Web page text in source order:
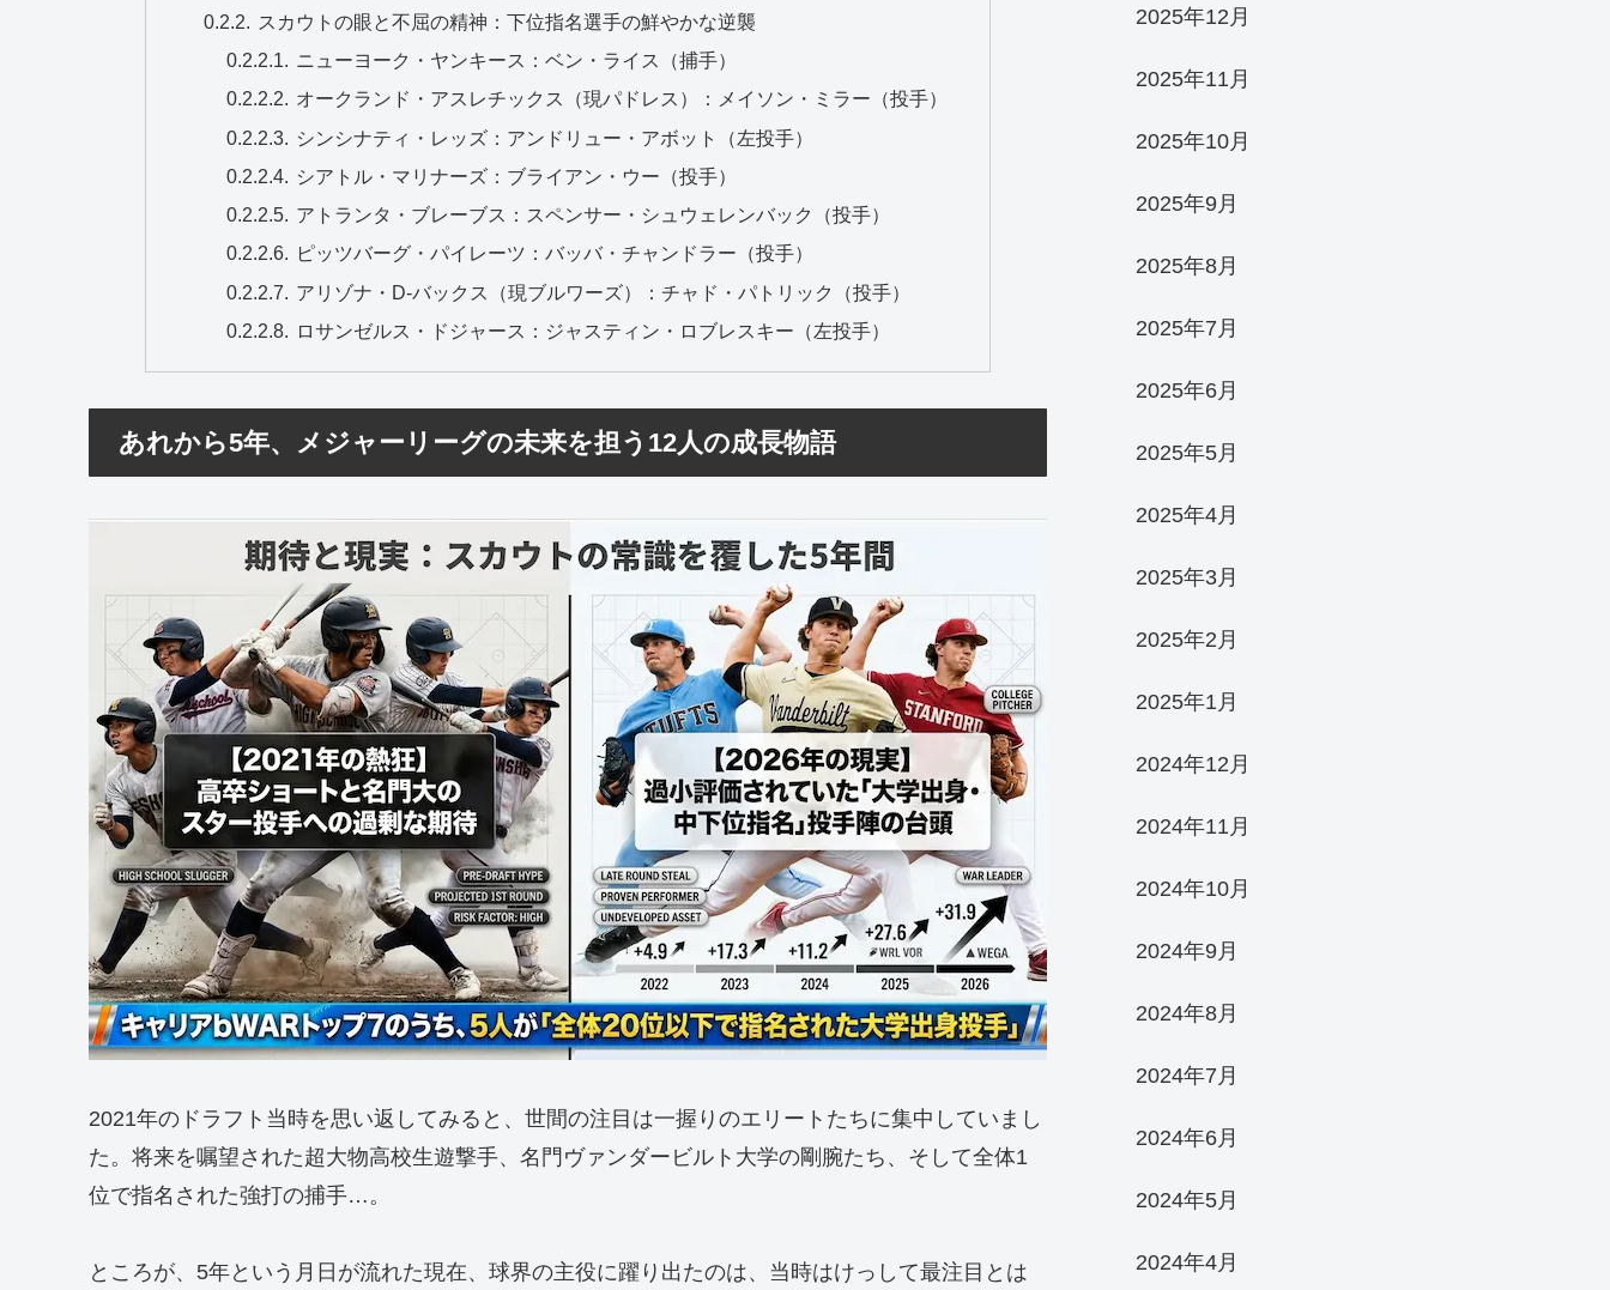
スカウトの眼と不屈の精神：下位指名選手の鮮やかな逆襲
ニューヨーク・ヤンキース：ベン・ライス（捕手）
オークランド・アスレチックス（現パドレス）：メイソン・ミラー（投手）
シンシナティ・レッズ：アンドリュー・アボット（左投手）
シアトル・マリナーズ：ブライアン・ウー（投手）
アトランタ・ブレーブス：スペンサー・シュウェレンバック（投手）
ピッツバーグ・パイレーツ：バッバ・チャンドラー（投手）
アリゾナ・D-バックス（現ブルワーズ）：チャド・パトリック（投手）
ロサンゼルス・ドジャース：ジャスティン・ロブレスキー（左投手）
あれから5年、メジャーリーグの未来を担う12人の成長物語
2021年のドラフト当時を思い返してみると、世間の注目は一握りのエリートたちに集中していまし
た。将来を嘱望された超大物高校生遊撃手、名門ヴァンダービルト大学の剛腕たち、そして全体1
位で指名された強打の捕手…。
ところが、5年という月日が流れた現在、球界の主役に躍り出たのは、当時はけっして最注目とは
2025年12月
2025年11月
2025年10月
2025年9月
2025年8月
2025年7月
2025年6月
2025年5月
2025年4月
2025年3月
2025年2月
2025年1月
2024年12月
2024年11月
2024年10月
2024年9月
2024年8月
2024年7月
2024年6月
2024年5月
2024年4月